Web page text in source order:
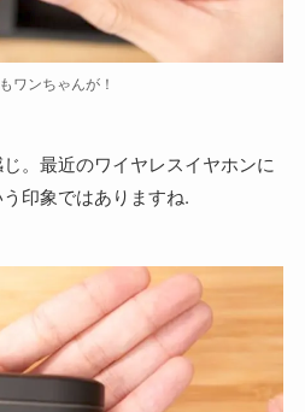
ワンちゃんが！
。最近のワイヤレスイヤホンに
印象ではありますね.